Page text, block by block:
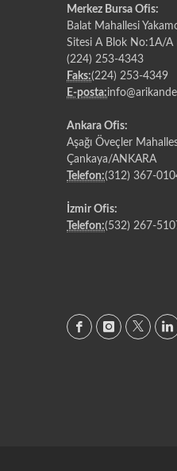
Merkez Bursa Ofis:
Balat Mahallesi
Sitesi A Blok No:1A/A
(224) 253-4343
Faks:(224) 253-4349
E-posta:
Ankara Ofis:
Aşağı Öveçler
Çankaya/ANKARA
Telefon:(312) 367-
İzmir Ofis:
Telefon:(532) 267-